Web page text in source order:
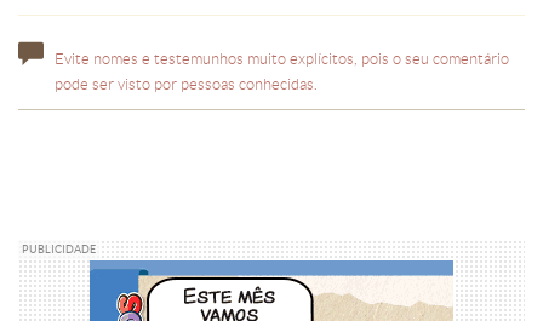
Evite nomes e testemunhos muito explícitos, pois o seu comentário
pode ser visto por pessoas conhecidas.
PUBLICIDADE